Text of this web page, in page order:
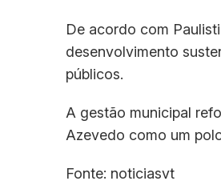
De acordo com
desenvolvimento
públicos.
A gestão municipal
Azevedo como um
Fonte: noticiasvt